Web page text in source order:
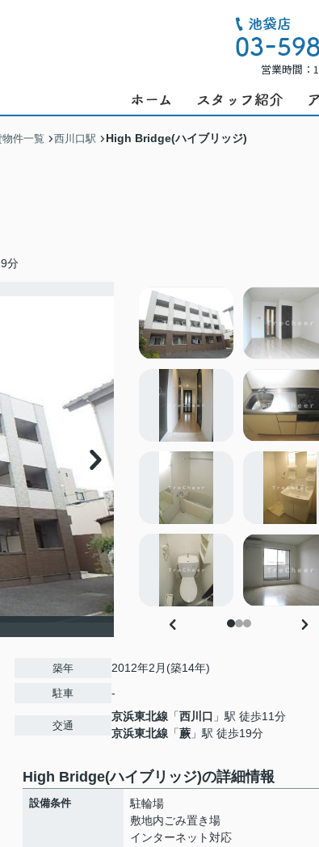
営業時間
件一覧 西川口駅 High Bridge(ハイブリッジ)
分
築年 2012年2月(築14年)
駐車 -
交通
京浜東北線 「西川口 」駅 徒歩11分
京浜東北線 「蕨 」駅 徒歩19分
High Bridge(ハイブリッジ)の詳細情報
設備条件
駐輪場
敷地内ごみ置き場
インターネット対応